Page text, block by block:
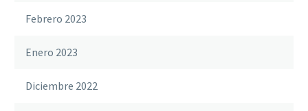
Febrero 2023
Enero 2023
Diciembre 2022